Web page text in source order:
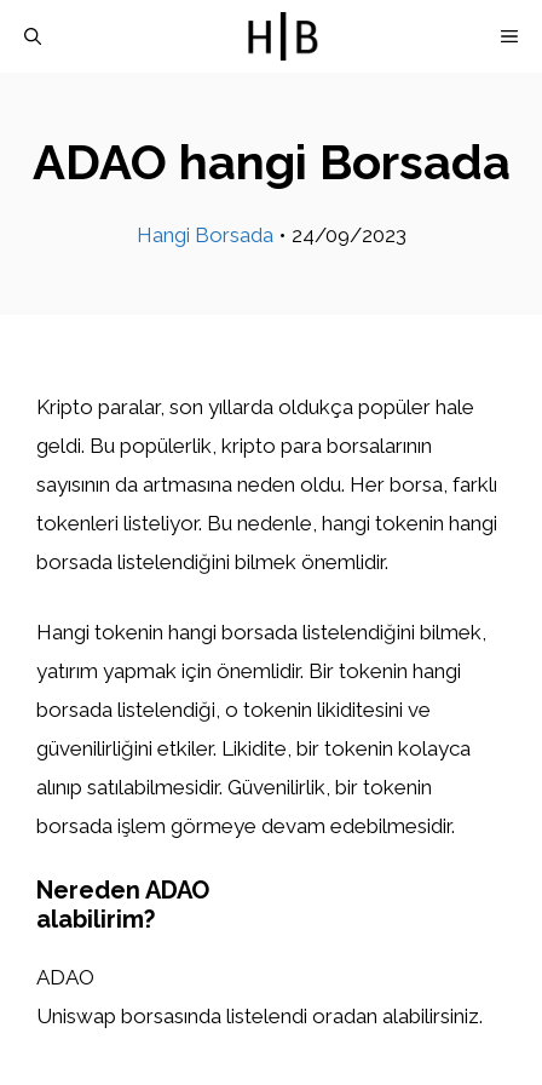
ADAO hangi Borsada
Hangi Borsada • 24/09/2023
Kripto paralar, son yıllarda oldukça popüler hale
geldi. Bu popülerlik, kripto para borsalarının
sayısının da artmasına neden oldu. Her borsa, farklı
tokenleri listeliyor. Bu nedenle, hangi tokenin hangi
borsada listelendiğini bilmek önemlidir.
Hangi tokenin hangi borsada listelendiğini bilmek,
yatırım yapmak için önemlidir. Bir tokenin hangi
borsada listelendiği, o tokenin likiditesini ve
güvenilirliğini etkiler. Likidite, bir tokenin kolayca
alınıp satılabilmesidir. Güvenilirlik, bir tokenin
borsada işlem görmeye devam edebilmesidir.
Nereden ADAO
alabilirim?
ADAO
Uniswap borsasında listelendi oradan alabilirsiniz.